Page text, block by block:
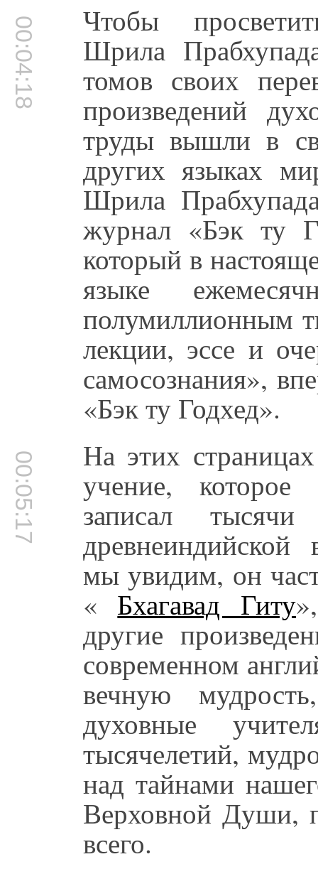
00:04:18 Чтобы
Шрила
томов своих
произведений
труды вышли в
других языках
Шрила
журнал «Бэк ту
который в
языке
полумиллионным
лекции, эссе и
самосознания»,
«Бэк ту Годхед».
00:05:17 На этих
учение,
записал
древнеиндийской
мы увидим, он
« Бхагавад Гиту
другие
современном
вечную
духовные
тысячелетий,
над тайнами
Верховной Души,
всего.